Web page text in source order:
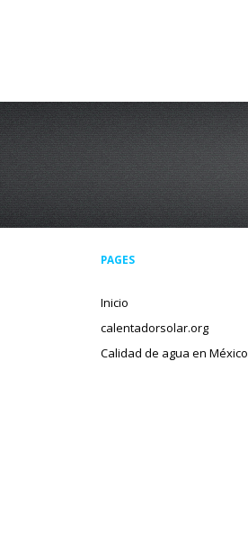
PAGES
Inicio
calentadorsolar.org
Calidad de agua en México